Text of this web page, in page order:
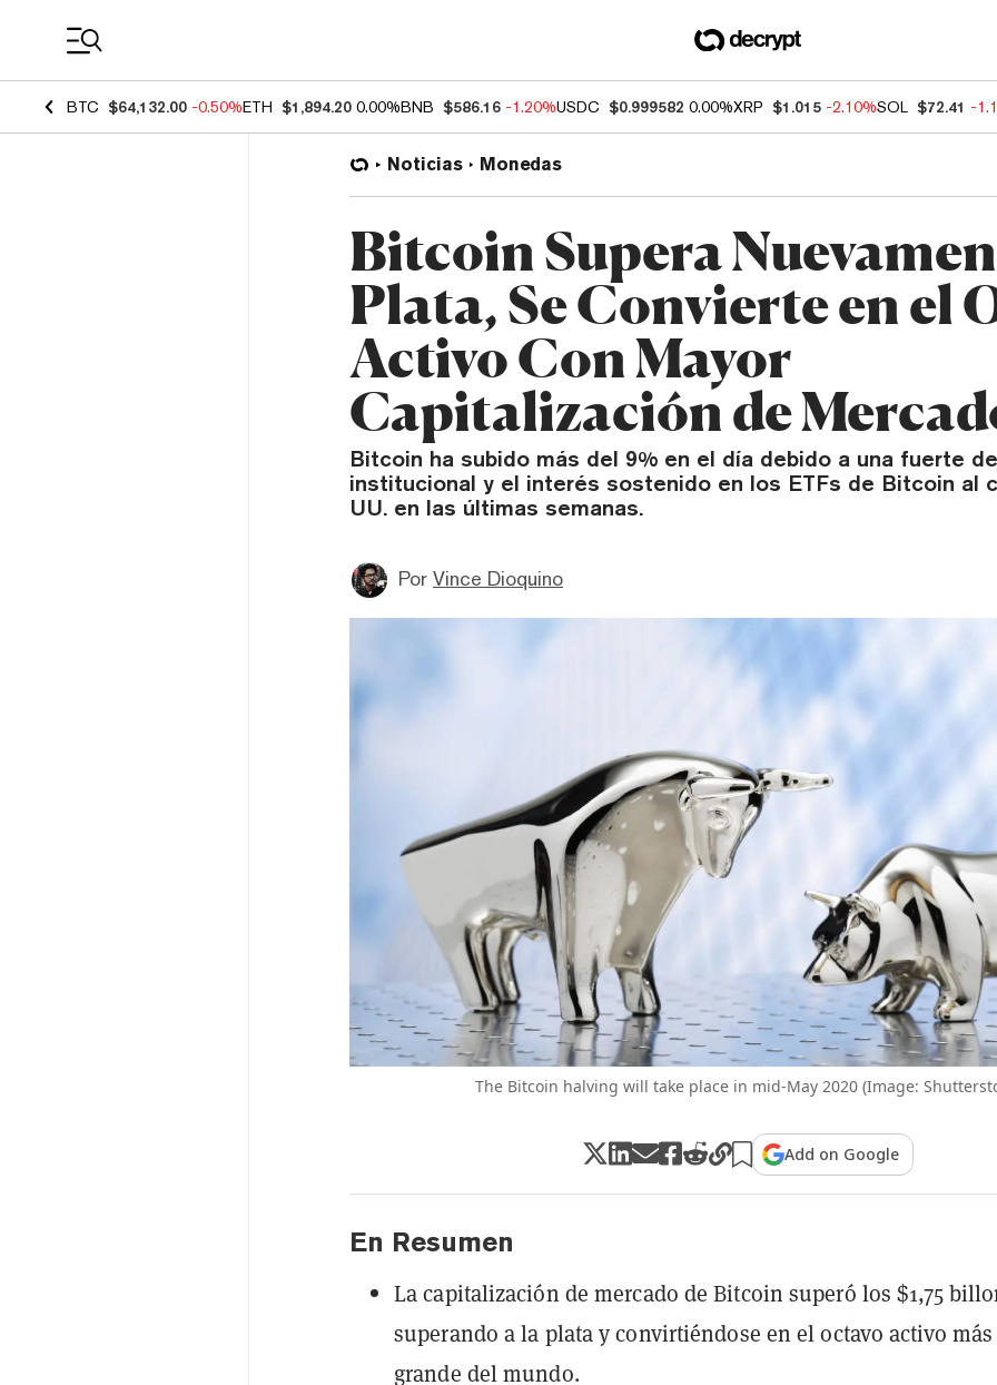
BTC $64,132.00 -0.50%ETH $1,894.20 0.00%BNB $586.16 -1.20%USDC $0.999582 0.00%XRP $1.015 -2.10%SOL $72.41 -
Noticias Monedas
Bitcoin Supera
Plata, Se Convierte en el
Activo Con Mayor
Capitalización de
Bitcoin ha subido más del 9% en el día debido a una fuerte
institucional y el interés sostenido en los ETFs de Bitcoin al
UU. en las últimas semanas.
Por Vince Dioquino
The Bitcoin halving will take place in mid-May 2020 (Image:
Add on Google
En Resumen
La capitalización de mercado de Bitcoin superó los $1,75
superando a la plata y convirtiéndose en el octavo activo más
grande del mundo.